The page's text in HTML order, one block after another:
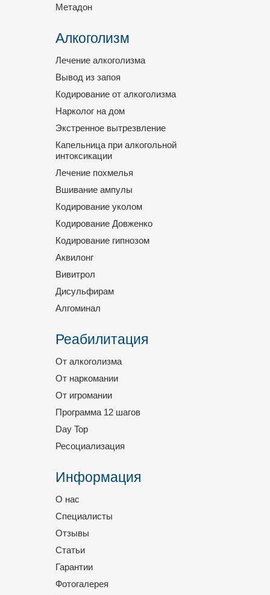
Метадон
Алкоголизм
Лечение алкоголизма
Вывод из запоя
Кодирование от алкоголизма
Нарколог на дом
Экстренное вытрезвление
Капельница при алкогольной
интоксикации
Лечение похмелья
Вшивание ампулы
Кодирование уколом
Кодирование Довженко
Кодирование гипнозом
Аквилонг
Вивитрол
Дисульфирам
Алгоминал
Реабилитация
От алкоголизма
От наркомании
От игромании
Программа 12 шагов
Day Top
Ресоциализация
Информация
О нас
Специалисты
Отзывы
Статьи
Гарантии
Фотогалерея